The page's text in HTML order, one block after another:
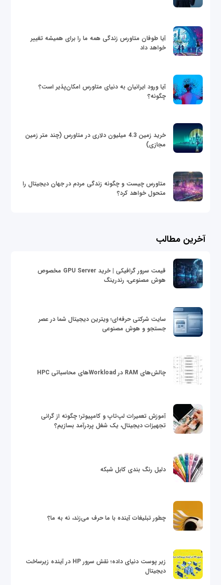
آیا طوفان متاورس زندگی همه ما را برای همیشه تغییر
خواهد داد
آیا ورود ایرانیان به دنیای متاورس امکان‌پذیر است؟
چگونه؟
خرید زمین 4.3 میلیون دلاری در متاورس (چند متر زمین
مجازی)
متاورس چیست و چگونه زندگی مردم در جهان دیجیتال را
متحول خواهد کرد؟
آخرین مطالب
قیمت سرور گرافیکی | خرید GPU Server مخصوص
هوش مصنوعی، رندرینگ
سایت شرکتی حرفه‌ای؛ ویترین دیجیتال شما در عصر
جستجو و هوش مصنوعی
چالش‌های RAM در Workloadهای محاسباتی HPC
آموزش تعمیرات لپ‌تاپ و کامپیوتر؛ چگونه از گرانی
تجهیزات دیجیتال، یک شغل پردرآمد بسازیم؟
دلیل رنگ بندی کابل شبکه
چطور تبلیغات آینده با ما حرف می‌زند، نه به ما؟
زیر پوست دنیای داده؛ نقش سرور HP در آینده زیرساخت
دیجیتال